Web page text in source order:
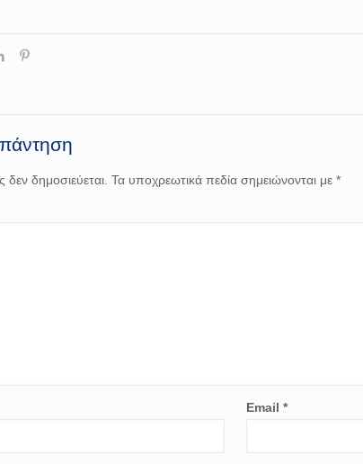
δημοσιεύεται. Τα υποχρεωτικά πεδία σημειώνονται με*
Email*